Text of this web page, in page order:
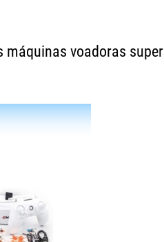
máquinas voadoras super